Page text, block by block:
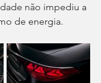
não impediu a
de energia.